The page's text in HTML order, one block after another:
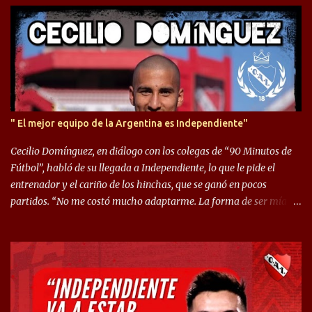
s
" El mejor equipo de la Argentina es Independiente"
Cecilio Domínguez, en diálogo con los colegas de “90 Minutos de
Fútbol”, habló de su llegada a Independiente, lo que le pide el
entrenador y el cariño de los hinchas, que se ganó en pocos
partidos. “No me costó mucho adaptarme. La forma de ser mía
llegué a un Independiente que juega muy dinámico y me gusta
mucho. Me favorece por la forma de jugar mía y eso también
ayudó a que me adapte”. “Me siento mejor por izquierda, pero me
gusta mucho jugar de 9, y juego sin problemas por derecha